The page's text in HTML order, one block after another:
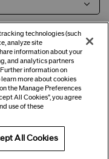
l'entreprise et
Services
technologies (such
analyze site
information about your
and analytics partners
information on
learn more about cookies
the Manage Preferences
All Cookies”, you agree
use of these
All Cookies